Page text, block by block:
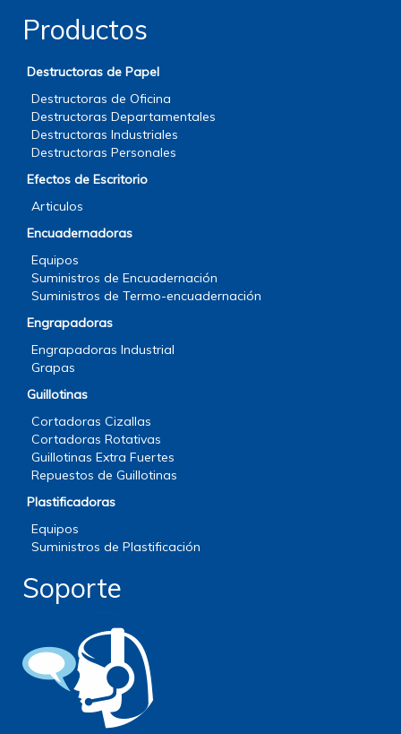
Productos
Destructoras de Papel
Destructoras de Oficina
Destructoras Departamentales
Destructoras Industriales
Destructoras Personales
Efectos de Escritorio
Articulos
Encuadernadoras
Equipos
Suministros de Encuadernación
Suministros de Termo-encuadernación
Engrapadoras
Engrapadoras Industrial
Grapas
Guillotinas
Cortadoras Cizallas
Cortadoras Rotativas
Guillotinas Extra Fuertes
Repuestos de Guillotinas
Plastificadoras
Equipos
Suministros de Plastificación
Soporte